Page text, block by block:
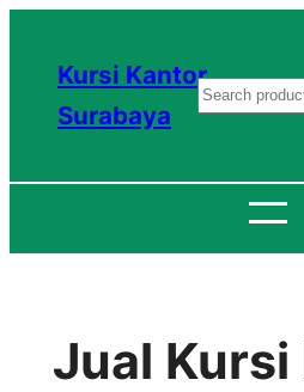
konten
Kursi Kantor
Surabaya
S
a
c
Jual